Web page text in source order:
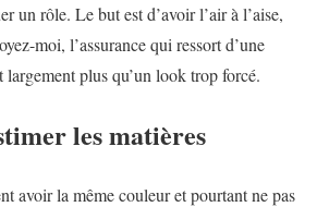
un rôle. Le but est d’avoir l’air à l’aise,
moi, l’assurance qui ressort d’une
plus qu’un look trop forcé.
les matières
avoir la même couleur et pourtant ne pas